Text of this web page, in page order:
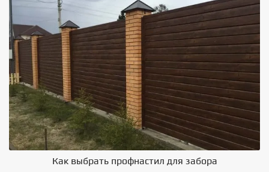
Как выбрать профнастил для забора